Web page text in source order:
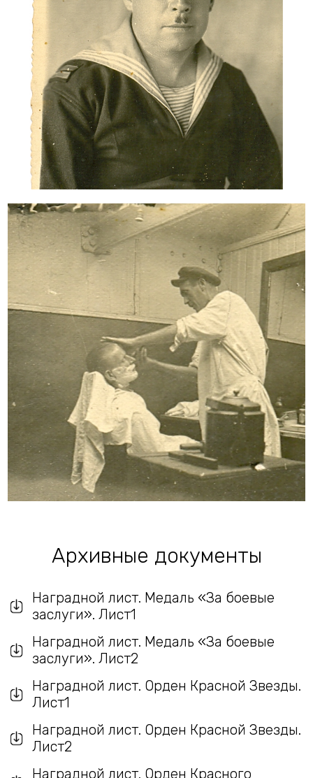
Архивные документы
Наградной лист. Медаль «За боевые
заслуги». Лист1
Наградной лист. Медаль «За боевые
заслуги». Лист2
Наградной лист. Орден Красной Звезды.
Лист1
Наградной лист. Орден Красной Звезды.
Лист2
Наградной лист. Орден Красного